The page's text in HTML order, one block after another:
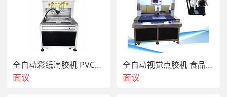
全自动彩纸滴胶机 PVC商标点胶机 多头硅胶点胶机
面议
全自动视觉点胶机 食品裱花机 糖果点色素
面议